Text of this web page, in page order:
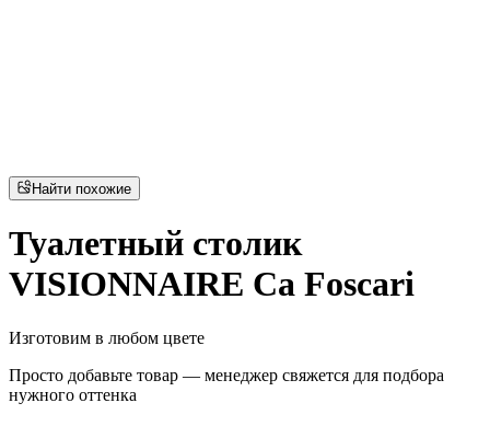
Найти похожие
Туалетный столик
VISIONNAIRE Ca Foscari
Изготовим в любом цвете
Просто добавьте товар — менеджер свяжется для подбора
нужного оттенка